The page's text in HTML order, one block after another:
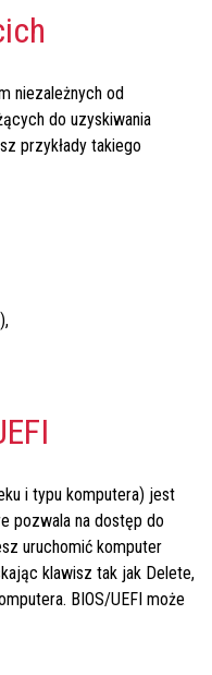
niezależnych od
do uzyskiwania
przykłady takiego
i typu komputera) jest
pozwala na dostęp do
uruchomić komputer
klawisz tak jak Delete,
BIOS/UEFI może